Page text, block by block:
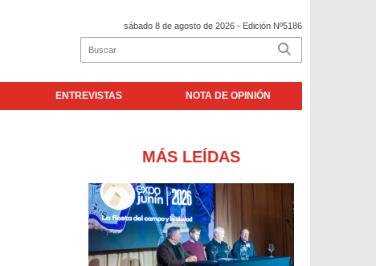
sábado 8 de agosto de 2026 - Edición Nº5186
ENTREVISTAS NOTA DE OPINIÓN
MÁS LEÍDAS